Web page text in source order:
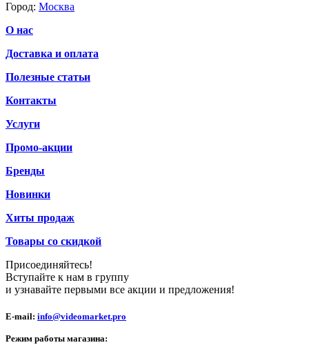
Город: Москва
О нас
Доставка и оплата
Полезные статьи
Контакты
Услуги
Промо-акции
Бренды
Новинки
Хиты продаж
Товары со скидкой
Присоединяйтесь!
Вступайте к нам в группу
и узнавайте первыми все акции и предложения!
E-mail: info@videomarket.pro
Режим работы магазина: